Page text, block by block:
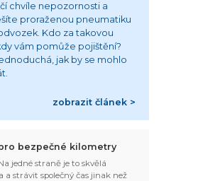
chvíle nepozornosti a
proraženou pneumatiku
Kdo za takovou
vám pomůže pojištění?
jak by se mohlo
zobrazit článek >
bezpečné kilometry
jedné straně je to skvělá
a strávit společný čas jinak než